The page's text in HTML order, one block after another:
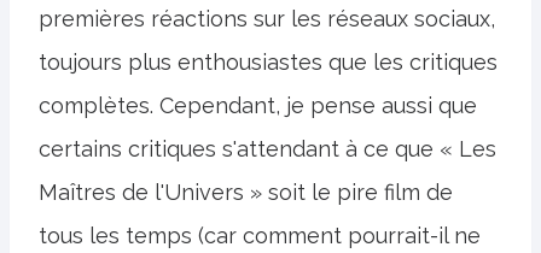
premières réactions sur les réseaux sociaux,
toujours plus enthousiastes que les critiques
complètes. Cependant, je pense aussi que
certains critiques s'attendant à ce que « Les
Maîtres de l'Univers » soit le pire film de
tous les temps (car comment pourrait-il ne